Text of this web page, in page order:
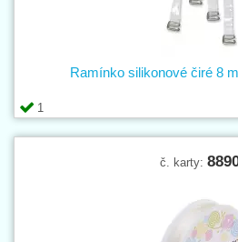
1
Ramínko silikonové čiré 8
č. karty: